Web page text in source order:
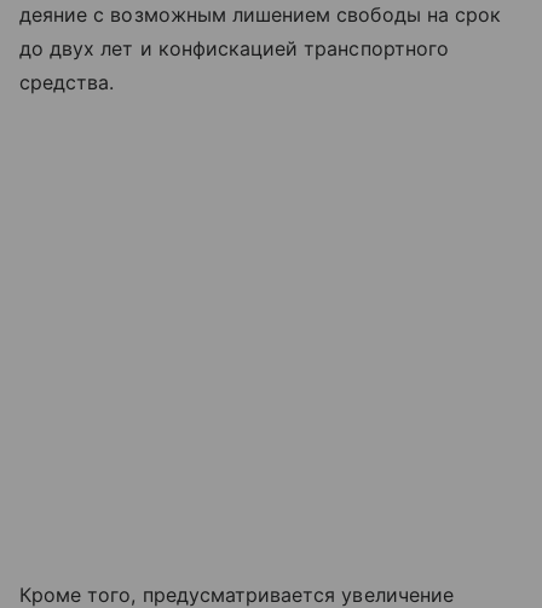
деяние с возможным лишением свободы на срок
до двух лет и конфискацией транспортного
средства.
Кроме того, предусматривается увеличение